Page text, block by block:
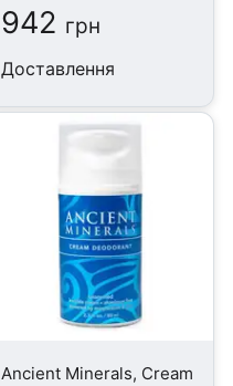
942 грн
Доставлення
Ancient Minerals, Cream